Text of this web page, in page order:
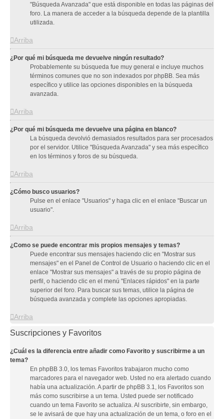
"Búsqueda Avanzada" que está disponible en todas las páginas del
foro. La manera de acceder a la búsqueda depende de la plantilla
utilizada.
Arriba
¿Por qué mi búsqueda me devuelve ningún resultado?
Probablemente su búsqueda fue muy general e incluye muchos
términos comunes que no son indexados por phpBB. Sea más
específico y utilice las opciones disponibles en la búsqueda
avanzada.
Arriba
¿Por qué mi búsqueda me devuelve una página en blanco?
La búsqueda devolvió demasiados resultados para ser procesados
por el servidor. Utilice "Búsqueda Avanzada" y sea más específico
en los términos y foros de su búsqueda.
Arriba
¿Cómo busco usuarios?
Pulse en el enlace "Usuarios" y haga clic en el enlace "Buscar un
usuario".
Arriba
¿Como se puede encontrar mis propios mensajes y temas?
Puede encontrar sus mensajes haciendo clic en "Mostrar sus
mensajes" en el Panel de Control de Usuario o haciendo clic en el
enlace "Mostrar sus mensajes" a través de su propio página de
perfil, o haciendo clic en el menú "Enlaces rápidos" en la parte
superior del foro. Para buscar sus temas, utilice la página de
búsqueda avanzada y complete las opciones apropiadas.
Arriba
Suscripciones y Favoritos
¿Cuál es la diferencia entre añadir como Favorito y suscribirme a un
tema?
En phpBB 3.0, los temas Favoritos trabajaron mucho como
marcadores para el navegador web. Usted no era alertado cuando
había una actualización. A partir de phpBB 3.1, los Favoritos son
más como suscribirse a un tema. Usted puede ser notificado
cuando un tema Favorito se actualiza. Al suscribirte, sin embargo,
se le avisará de que hay una actualización de un tema, o foro en el